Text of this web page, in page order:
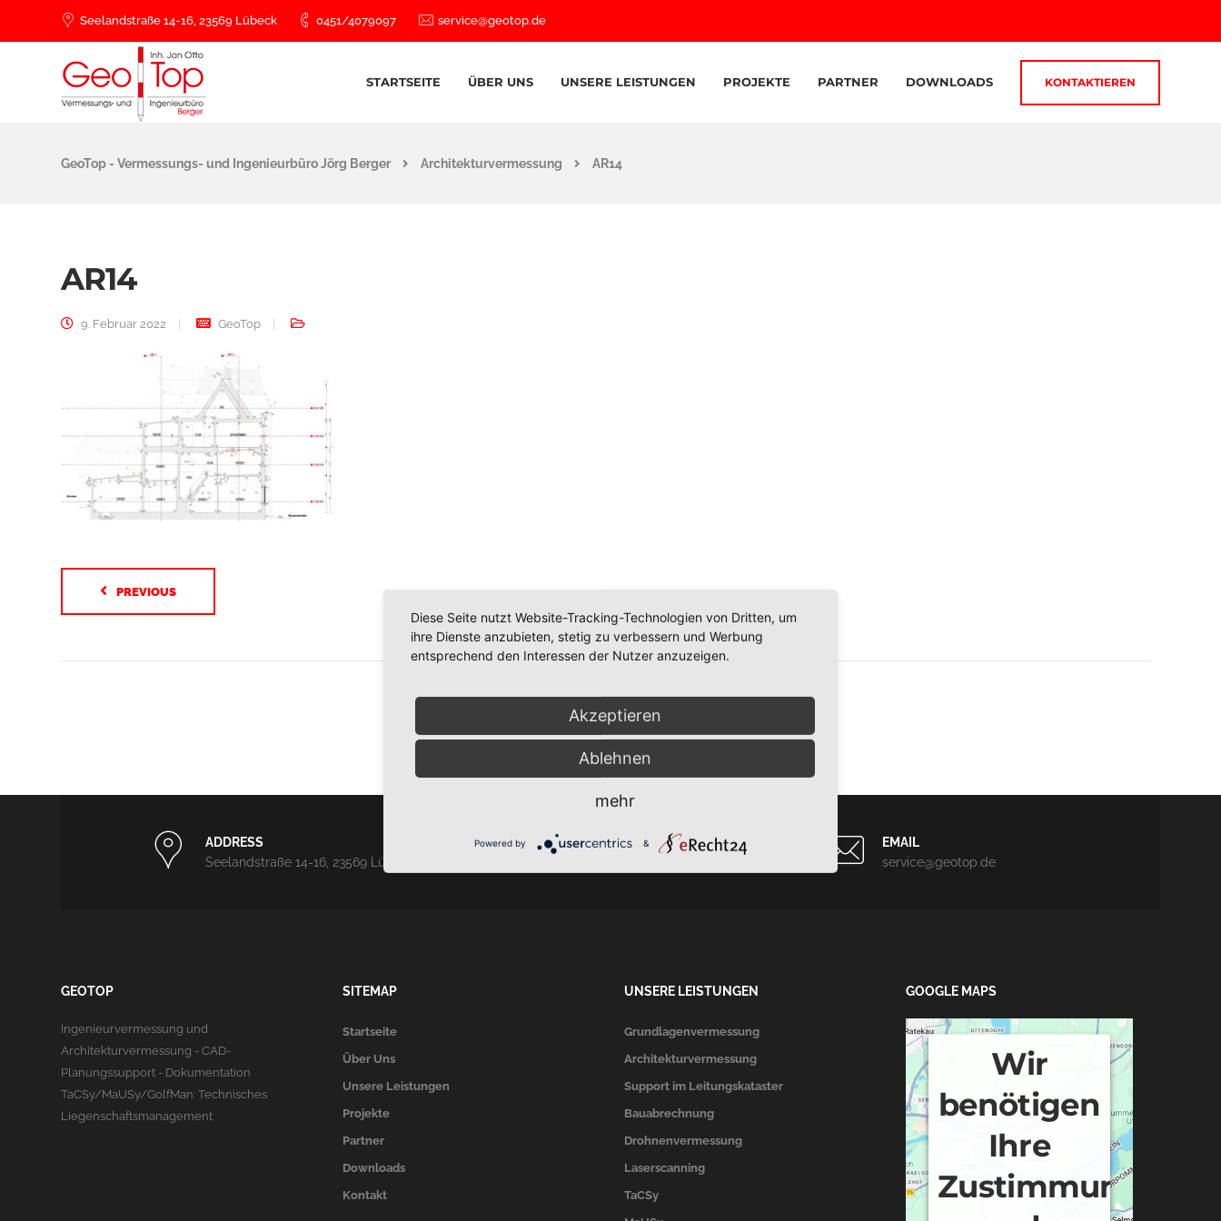
Seelandstraße 14-16, 23569 Lübeck 0451/4079097 service@geotop.de
STARTSEITE ÜBER UNS UNSERE LEISTUNGEN PROJEKTE PARTNER DOWNLOADS KONTAKTIEREN
GeoTop - Vermessungs- und Ingenieurbüro Jörg Berger Architekturvermessung AR14
AR14
9. Februar 2022 GeoTop
PREVIOUS
ADDRESS
Seelandstraße 14-16, 23569 Lübeck
PHONE
EMAIL
service@geotop.de
GEOTOP
Ingenieurvermessung und
Architekturvermessung - CAD-
Planungssupport - Dokumentation
TaCSy/MaUSy/GolfMan: Technisches
Liegenschaftsmanagement
SITEMAP
Startseite
Über Uns
Unsere Leistungen
Projekte
Partner
Downloads
Kontakt
UNSERE LEISTUNGEN
Grundlagenvermessung
Architekturvermessung
Support im Leitungskataster
Bauabrechnung
Drohnenvermessung
Laserscanning
TaCSy
GOOGLE MAPS
Wir
benötigen
Ihre
Zustimmung,
Diese Seite nutzt Website-Tracking-Technologien von Dritten, um
ihre Dienste anzubieten, stetig zu verbessern und Werbung
entsprechend den Interessen der Nutzer anzuzeigen.
Akzeptieren
Ablehnen
mehr
Powered by &